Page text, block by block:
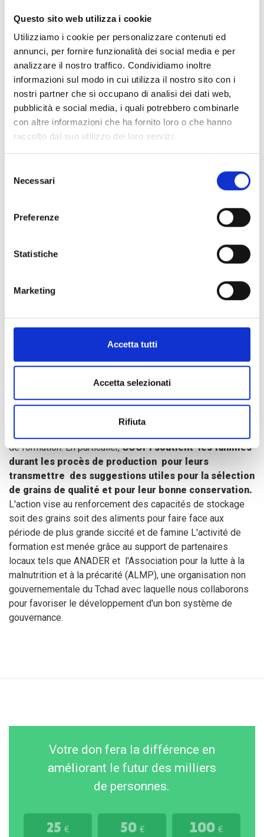
Questo sito web utilizza i cookie
Utilizziamo i cookie per personalizzare contenuti ed
annunci, per fornire funzionalità dei social media e per
analizzare il nostro traffico. Condividiamo inoltre
informazioni sul modo in cui utilizza il nostro sito con i
nostri partner che si occupano di analisi dei dati web,
pubblicità e social media, i quali potrebbero combinarle
con altre informazioni che ha fornito loro o che hanno
raccolto dal suo utilizzo dei loro servizi.
delNecessari
Preferenze
Statistiche
Marketing
Accetta tutti
Accetta selezionati
Rifiuta
Pour cela faire, COOPI fait de sorte à garantir à chaque
famille l'accès à la terre, grâce à une activité de
requalification des champs arides.
L'Agence Nationale du Développement Local (ANADER), en
ayant une connaissance approfondie du territoire et de ses
criticités, joue un rôle important dans la réalisation de cet
objectif.Le projet, en outre,prévoit la distribution de
semences et de petits outils agricoles
possibilité à certaines familles d'augmenter leur capacité
d'intégrateurs alimentaires, d'outillage et de techniques
familles recevront une partie de la somme disponible pour
l'achat de petits ruminants (environ trois chèvres par
partenariat avec des acteurs locaux.
Formation outre que
assistance
Pour renforcer les compétences des populations locales
de formation. En particulier,COOPI soutient les familles
durant les procès de production pour leurs
transmettre des suggestions utiles pour la sélection
de grains de qualité et pour leur bonne conservation.
L'action vise au renforcement des capacités de stockage
soit des grains soit des aliments pour faire face aux
période de plus grande siccité et de famine L'activité de
formation est menée grâce au support de partenaires
locaux tels que ANADER et l'Association pour la lutte à la
malnutrition et à la précarité (ALMP), une organisation non
gouvernementale du Tchad avec laquelle nous collaborons
pour favoriser le développement d'un bon système de
gouvernance.
Votre don fera la différence en
améliorant le futur des milliers
de personnes.
25 € 50 € 100 €